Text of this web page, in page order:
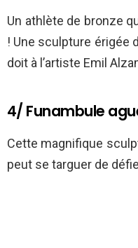
Un athlète de bronze
! Une sculpture érigée
doit à l’artiste Emil
4/ Funambule
Cette magnifique
peut se targuer de